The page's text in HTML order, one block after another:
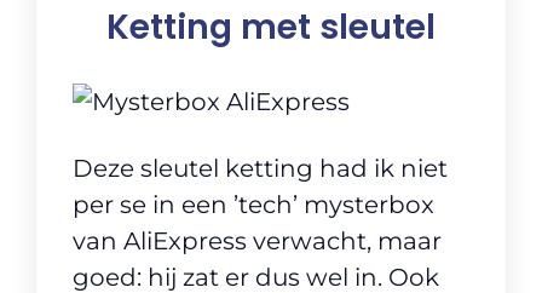
Ketting met sleutel
Deze sleutel ketting had ik niet
per se in een ’tech’ mysterbox
van AliExpress verwacht, maar
goed: hij zat er dus wel in. Ook